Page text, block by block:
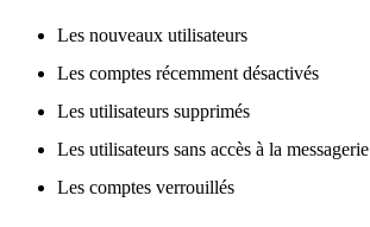
Les nouveaux utilisateurs
Les comptes récemment désactivés
Les utilisateurs supprimés
Les utilisateurs sans accès à la messagerie
Les comptes verrouillés